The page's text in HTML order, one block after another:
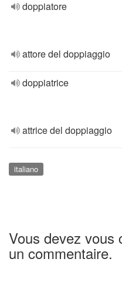
doppiatore
attore del doppiaggio
doppiatrice
attrice del doppiaggio
italiano
Vous devez vous
un commentaire.